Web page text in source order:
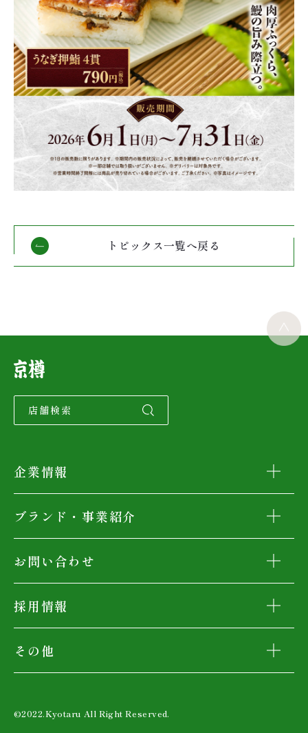
トピックス一覧へ戻る
店舗検索
企業情報
ブランド・事業紹介
お問い合わせ
採用情報
その他
©2022.Kyotaru All Right Reserved.